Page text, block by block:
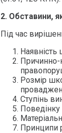
2. Обставини,
Під час
Наявність
Причинно-
Розмір
Ступінь
Поведінку
Принципи